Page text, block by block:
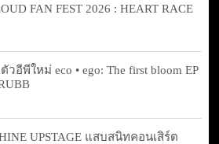
FAN FEST 2026 : HEART RACE
วอีพีใหม่ eco • ego: The first bloom EP
UPSTAGE แสบสนิทคอนเสิร์ต